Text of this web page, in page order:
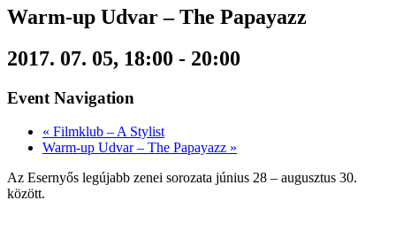
Warm-up Udvar – The Papayazz
2017. 07. 05, 18:00 - 20:00
Event Navigation
« Filmklub – A Stylist
Warm-up Udvar – The Papayazz »
Az Esernyős legújabb zenei sorozata június 28 – augusztus 30.
között.